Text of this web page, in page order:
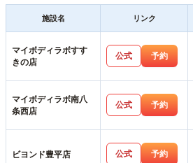
施設名 リンク
マイボディラボすす
きの店
公式 予約
マイボディラボ南八
条西店
公式 予約
ビヨンド豊平店 公式 予約